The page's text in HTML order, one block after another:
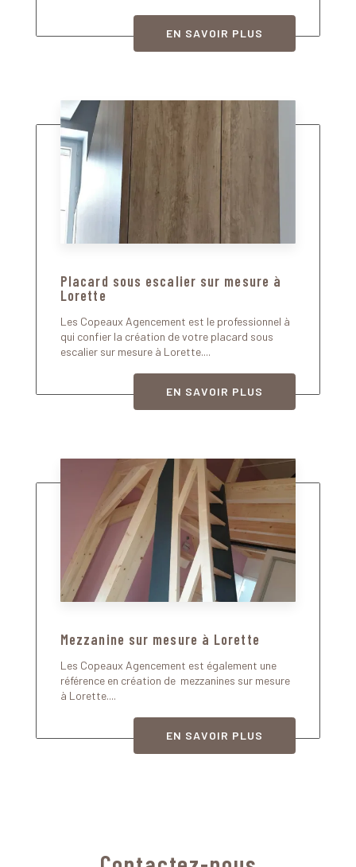
EN SAVOIR PLUS
Placard sous escalier sur mesure à
Lorette
Les Copeaux Agencement est le professionnel à
qui confier la création de votre placard sous
escalier sur mesure à Lorette....
EN SAVOIR PLUS
Mezzanine sur mesure à Lorette
Les Copeaux Agencement est également une
référence en création de mezzanines sur mesure
à Lorette....
EN SAVOIR PLUS